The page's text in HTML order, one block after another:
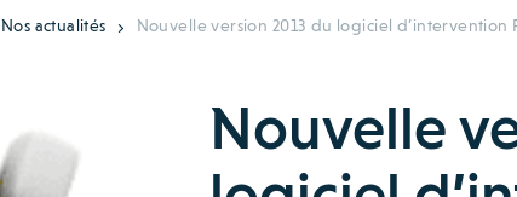
Nos actualités Nouvelle version 2013 du logiciel d’intervention
Nouvelle